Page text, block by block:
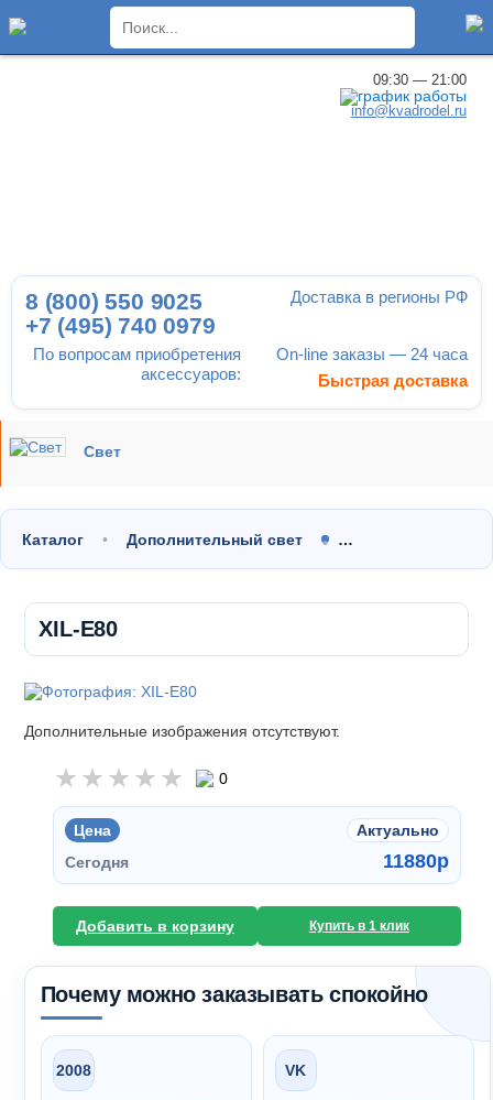
09:30 — 21:00
info@kvadrodel.ru
По вопросам приобретения
аксессуаров:
8 (800) 550 9025
+7 (495) 740 0979
Доставка в регионы РФ
On-line заказы — 24 часа
Быстрая доставка
Свет
Каталог Дополнительный свет …
XIL-E80
Дополнительные изображения отсутствуют.
0
Цена
Актуально
Сегодня
11880p
Добавить в корзину Купить в 1 клик
Почему можно заказывать спокойно
2008 VK
×